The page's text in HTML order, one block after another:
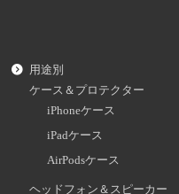
用途別
ケース＆プロテクター
iPhoneケース
iPadケース
AirPodsケース
ヘッドフォン＆スピーカー